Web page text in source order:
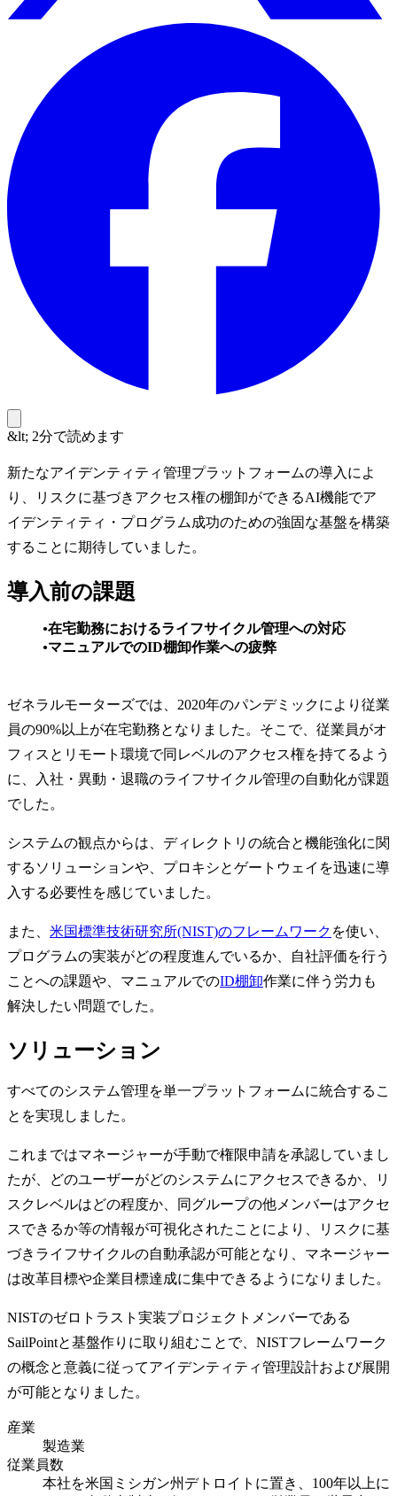
&lt; 2分で読めます
新たなアイデンティティ管理プラットフォームの導入によ
り、リスクに基づきアクセス権の棚卸ができるAI機能でア
イデンティティ・プログラム成功のための強固な基盤を構築
することに期待していました。
導入前の課題
在宅勤務におけるライフサイクル管理への対応
マニュアルでのID棚卸作業への疲弊
ゼネラルモーターズでは、2020年のパンデミックにより従業
員の90%以上が在宅勤務となりました。そこで、従業員がオ
フィスとリモート環境で同レベルのアクセス権を持てるよう
に、入社・異動・退職のライフサイクル管理の自動化が課題
でした。
システムの観点からは、ディレクトリの統合と機能強化に関
するソリューションや、プロキシとゲートウェイを迅速に導
入する必要性を感じていました。
また、 米国標準技術研究所(NIST)のフレームワーク を使い、
プログラムの実装がどの程度進んでいるか、自社評価を行う
ことへの課題や、マニュアルでのID棚卸作業に伴う労力も
解決したい問題でした。
ソリューション
すべてのシステム管理を単一プラットフォームに統合するこ
とを実現しました。
これまではマネージャーが手動で権限申請を承認していまし
たが、どのユーザーがどのシステムにアクセスできるか、リ
スクレベルはどの程度か、同グループの他メンバーはアクセ
スできるか等の情報が可視化されたことにより、リスクに基
づきライフサイクルの自動承認が可能となり、マネージャー
は改革目標や企業目標達成に集中できるようになりました。
NISTのゼロトラスト実装プロジェクトメンバーである
SailPointと基盤作りに取り組むことで、NISTフレームワーク
の概念と意義に従ってアイデンティティ管理設計および展開
が可能となりました。
産業
製造業
従業員数
本社を米国ミシガン州デトロイトに置き、100年以上に